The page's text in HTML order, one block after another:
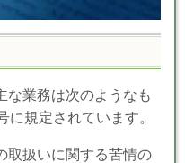
な業務は次のようなも
に規定されています。
扱いに関する苦情の